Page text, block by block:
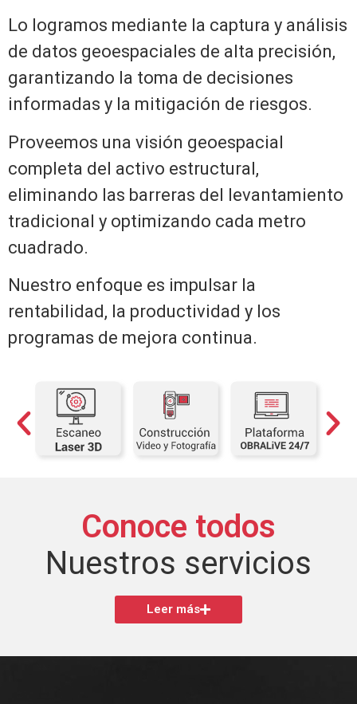
Lo logramos mediante la captura y análisis
de datos geoespaciales de alta precisión,
garantizando la toma de decisiones
informadas y la mitigación de riesgos.
Proveemos una visión geoespacial
completa del activo estructural,
eliminando las barreras del levantamiento
tradicional y optimizando cada metro
cuadrado.
Nuestro enfoque es impulsar la
rentabilidad, la productividad y los
programas de mejora continua.
Conoce todos
Nuestros servicios
Leer más